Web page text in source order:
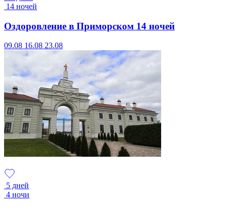
14 ночей
Оздоровление в Приморском 14 ночей
09.08 16.08 23.08
5 дней
4 ночи